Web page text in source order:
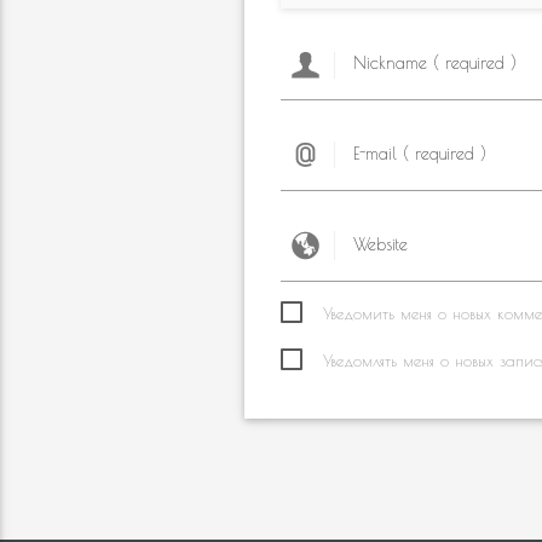
Уведомить меня о новых
Уведомлять меня о новых